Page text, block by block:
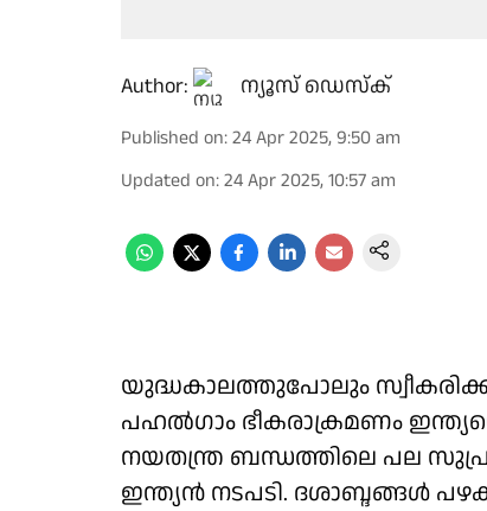
Author: ന്യൂസ് ഡെസ്ക്
Published on:24 Apr 2025, 9:50 am
Updated on:24 Apr 2025, 10:57 am
യുദ്ധകാലത്തുപോലും
പഹല്‍ഗാം ഭീകരാക്രമണം
നയതന്ത്ര ബന്ധത്തിലെ പല
ഇന്ത്യന്‍ നടപടി. ദശാബ്ദങ്ങള്‍